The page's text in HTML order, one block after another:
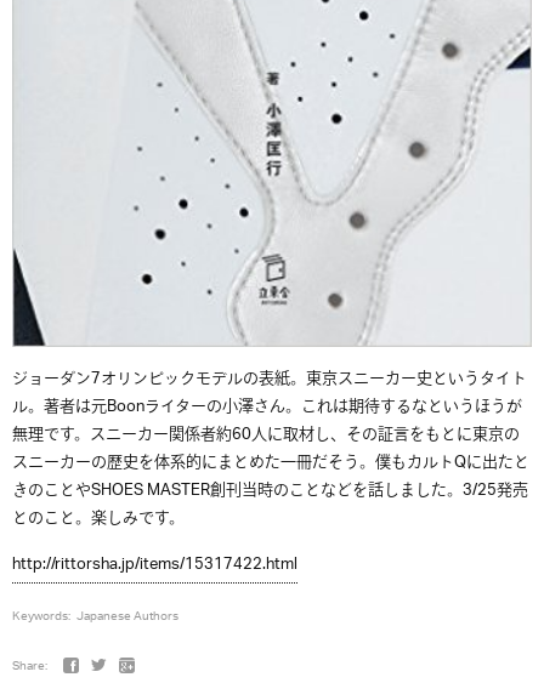
ジョーダン7オリンピックモデルの表紙。東京スニーカー史というタイト
ル。著者は元Boonライターの小澤さん。これは期待するなというほうが
無理です。スニーカー関係者約60人に取材し、その証言をもとに東京の
スニーカーの歴史を体系的にまとめた一冊だそう。僕もカルトQに出たと
きのことやSHOES MASTER創刊当時のことなどを話しました。3/25発売
とのこと。楽しみです。
http://rittorsha.jp/items/15317422.html
Keywords: Japanese Authors
Share: